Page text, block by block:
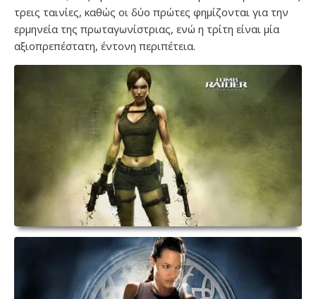
τρεις ταινίες, καθώς οι δύο πρώτες φημίζονται για την
ερμηνεία της πρωταγωνίστριας, ενώ η τρίτη είναι μία
αξιοπρεπέστατη, έντονη περιπέτεια.